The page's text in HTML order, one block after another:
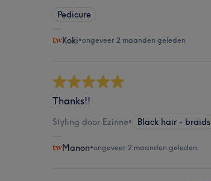
Pedicure
Koki•ongeveer 2 maanden geleden
Thanks!!
Styling door Ezinne• Black hair - braids
Manon•ongeveer 2 maanden geleden